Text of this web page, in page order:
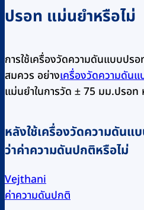
ปรอท แม่นยำหรือไม่
การใช้เครื่องวัดความดันแบบปร
สมควร อย่างเครื่องวัดความดัน
แม่นยำในการวัด ± 75 มม.ปรอท
หลังใช้เครื่องวัดความดันแ
ว่าค่าความดันปกติหรือไม่
Vejthani
ค่าความดันปกติ